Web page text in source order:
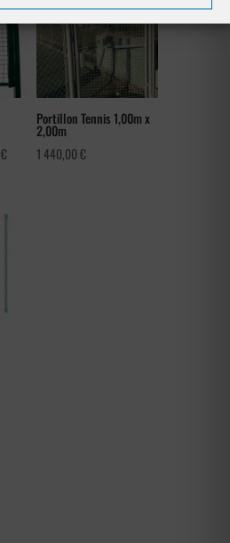
€Plage
282,00 €
Portillon Tennis 1,00m x
2,00m
1 440,00€